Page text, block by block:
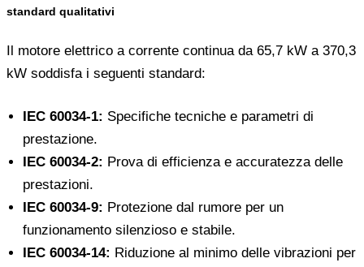
standard qualitativi
Il motore elettrico a corrente continua da 65,7 kW a 370,3
kW soddisfa i seguenti standard:
IEC 60034-1: Specifiche tecniche e parametri di
prestazione.
IEC 60034-2: Prova di efficienza e accuratezza delle
prestazioni.
IEC 60034-9: Protezione dal rumore per un
funzionamento silenzioso e stabile.
IEC 60034-14: Riduzione al minimo delle vibrazioni per